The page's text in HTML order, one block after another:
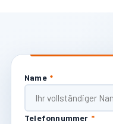
Name *
Telefonnummer *